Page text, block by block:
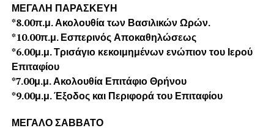
ΜΕΓΑΛΗ ΠΑΡΑΣΚΕΥΗ
*8.00π.μ. Ακολουθία των Βασιλικών Ωρών.
*10.00π.μ. Εσπερινός Αποκαθηλώσεως
*6.00μ.μ. Τρισάγιο κεκοιμημένων ενώπιον του Ιερού
Επιταφίου
*7.00μ.μ. Ακολουθία Επιτάφιο Θρήνου
*9.00μ.μ. Έξοδος και Περιφορά του Επιταφίου
ΜΕΓΑΛΟ ΣΑΒΒΑΤΟ